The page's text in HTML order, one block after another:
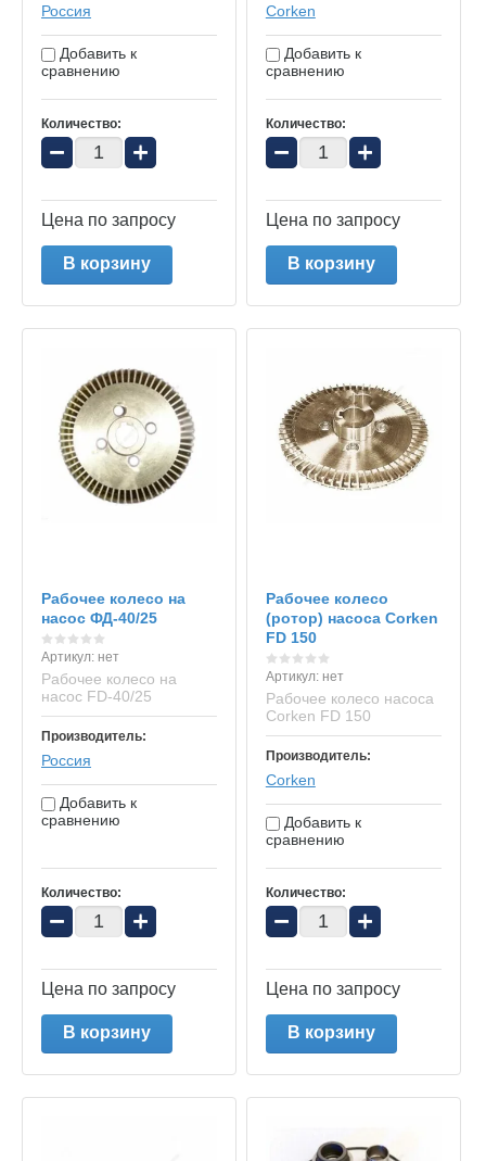
Россия
Добавить к
сравнению
Количество:
− +
Цена по запросу
В корзину
Corken
Добавить к
сравнению
Количество:
− +
Цена по запросу
В корзину
Рабочее колесо на
насос ФД-40/25
Артикул: нет
Рабочее колесо на
насос FD-40/25
Производитель:
Россия
Добавить к
сравнению
Количество:
− +
Цена по запросу
В корзину
Рабочее колесо
(ротор) насоса Corken
FD 150
Артикул:нет
Рабочее колесо насоса
Corken FD 150
Производитель:
Corken
Добавить к
сравнению
Количество:
− +
Цена по запросу
В корзину